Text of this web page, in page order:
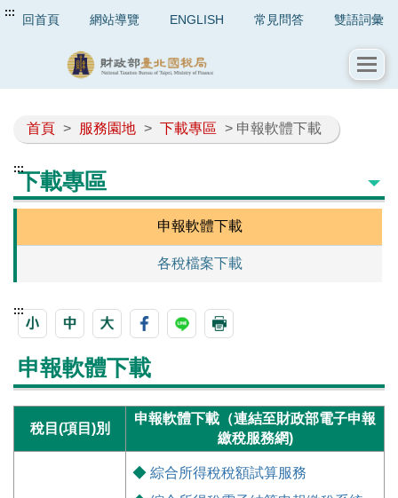
::: 回首頁 網站導覽 ENGLISH 常見問答 雙語詞彙
首頁 > 服務園地 > 下載專區 > 申報軟體下載
:::下載專區
申報軟體下載
各稅檔案下載
:::
申報軟體下載
稅目(項目)別
申報軟體下載（連結至財政部電子申報
繳稅服務網)
◆ 綜合所得稅稅額試算服務